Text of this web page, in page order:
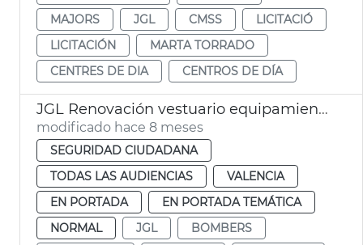
MAJORS
JGL CMSS
LICITACIÓ
LICITACIÓN
MARTA TORRADO
CENTRES DE DIA
CENTROS DE DÍA
JGL Renovación vestuario equipamiento Bomberos València
modificado hace 8 meses
SEGURIDAD CIUDADANA
TODAS LAS AUDIENCIAS
VALENCIA
EN PORTADA
EN PORTADA TEMÁTICA
NORMAL
JGL
BOMBERS